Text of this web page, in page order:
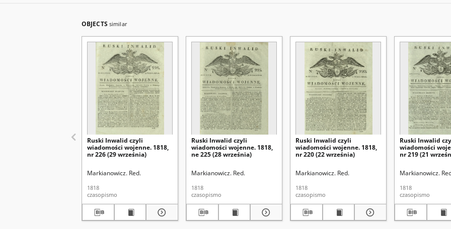
OBJECTS similar
Ruski Inwalid czyli
wiadomości wojenne. 1818,
nr 226 (29 września)
Markianowicz. Red.
1818
czasopismo
Ruski Inwalid czyli
wiadomości wojenne. 1818,
ne 225 (28 września)
Markianowicz. Red.
1818
czasopismo
Ruski Inwalid czyli
wiadomości wojenne. 1818,
nr 220 (22 września)
Markianowicz. Red.
1818
czasopismo
Ruski Inwalid
wiadomości
nr 219 (21
Markianowicz.
1818
czasopismo